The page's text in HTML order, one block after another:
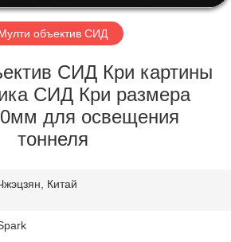
объектив СИД
СИД Кри картины
СИД Кри размера
для освещения
тоннеля
Китай